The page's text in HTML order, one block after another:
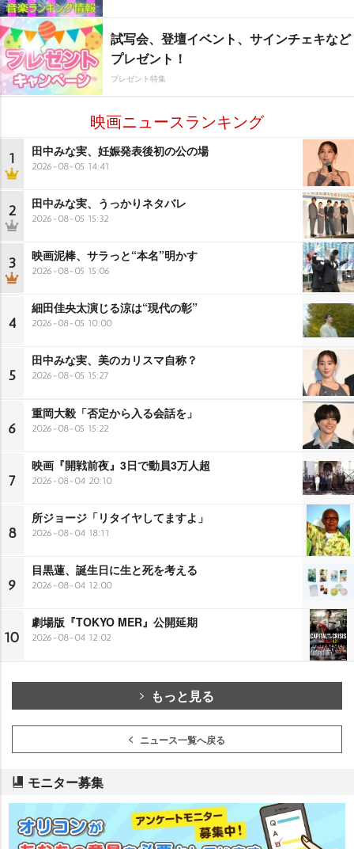
試写会、登壇イベント、サインチェキなど
プレゼント！
プレゼント特集
映画ニュースランキング
1 田中みな実、妊娠発表後初の公の場
2026-08-05 14:41
2 田中みな実、うっかりネタバレ
2026-08-05 15:32
3 映画泥棒、サラっと“本名”明かす
2026-08-05 15:06
4
細田佳央太演じる涼は“現代の彰”
2026-08-05 10:00
5
田中みな実、美のカリスマ自称？
2026-08-05 15:27
6
重岡大毅「否定から入る会話を」
2026-08-05 15:22
7
映画『開戦前夜』3日で動員3万人超
2026-08-04 20:10
8
所ジョージ「リタイヤしてますよ」
2026-08-04 18:11
9
目黒蓮、誕生日に生と死を考える
2026-08-04 12:00
10
劇場版『TOKYO MER』公開延期
2026-08-04 12:02
もっと見る
ニュース一覧へ戻る
モニター募集